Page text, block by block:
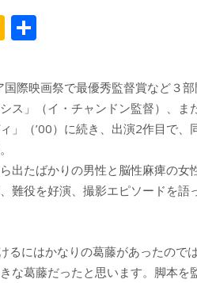
K
k
a
o
際映画祭で最優秀監督賞など３部
ス」（イ・チャンドン監督）、ま
」（’00）に続き、出演2作目で、
出たばかりの男性と脳性麻痺の女
難役を好演、撮影エピソードを語
るにはかなりの葛藤があったので
な葛藤だったと思います。脚本を